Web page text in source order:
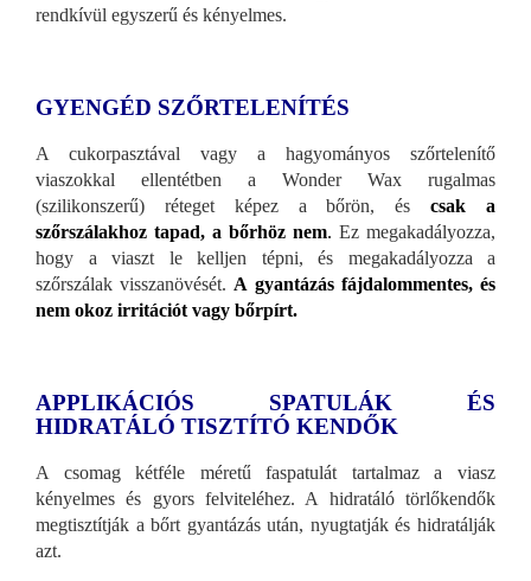
rendkívül egyszerű és kényelmes.
GYENGÉD SZŐRTELENÍTÉS
A cukorpasztával vagy a hagyományos szőrtelenítő
viaszokkal ellentétben a Wonder Wax rugalmas
(szilikonszerű) réteget képez a bőrön, éscsak a
szőrszálakhoz tapad, a bőrhöz nem. Ez megakadályozza,
hogy a viaszt le kelljen tépni, és megakadályozza a
szőrszálak visszanövését. A gyantázás fájdalommentes, és
nem okoz irritációt vagy bőrpírt.
APPLIKÁCIÓS SPATULÁK ÉS
HIDRATÁLÓ TISZTÍTÓ KENDŐK
A csomag kétféle méretű faspatulát tartalmaz a viasz
kényelmes és gyors felviteléhez. A hidratáló törlőkendők
megtisztítják a bőrt gyantázás után, nyugtatják és hidratálják
azt.